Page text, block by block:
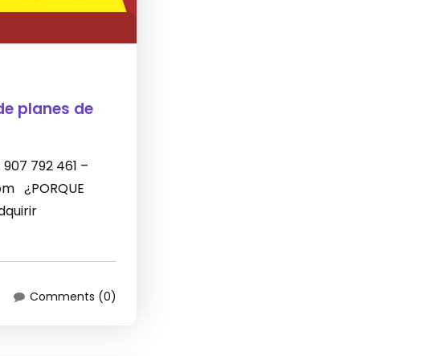
planes de
907 792 461 –
¿PORQUE
Comments (0)